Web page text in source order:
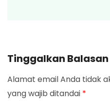
Tinggalkan Balasan
Alamat email Anda tidak
yang wajib ditandai *